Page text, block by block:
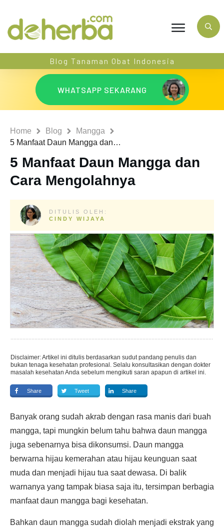
Blog Tanaman Obat Indonesia
WHATSAPP SEKARANG
Home Blog
Mangga
5 Manfaat Daun Mangga dan Cara Mengolahnya
5 Manfaat Daun Mangga dan
Cara Mengolahnya
DITULIS OLEH:
CINDY WIJAYA
Disclaimer: Artikel ini ditulis berdasarkan sudut pandang penulis dan
bukan tenaga kesehatan profesional. Selalu konsultasikan dengan dokter
masalah kesehatan Anda sebelum mengikuti saran apapun di artikel ini.
Share Tweet Share
Banyak orang sudah akrab dengan rasa manis dari buah
mangga, tapi mungkin belum tahu bahwa daun mangga
juga sebenarnya bisa dikonsumsi. Daun mangga
berwarna hijau kemerahan atau hijau keunguan saat
muda dan menjadi hijau tua saat dewasa. Di balik
warnanya yang tampak biasa saja itu, tersimpan berbagia
manfaat daun mangga bagi kesehatan.
Bahkan daun mangga sudah diolah menjadi ekstrak yang